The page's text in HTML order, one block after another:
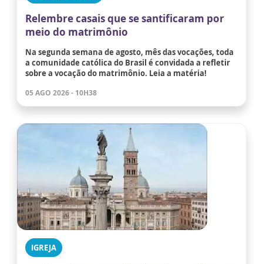
Relembre casais que se santificaram por
meio do matrimônio
Na segunda semana de agosto, mês das vocações, toda
a comunidade católica do Brasil é convidada a refletir
sobre a vocação do matrimônio. Leia a matéria!
05 AGO 2026 - 10H38
IGREJA